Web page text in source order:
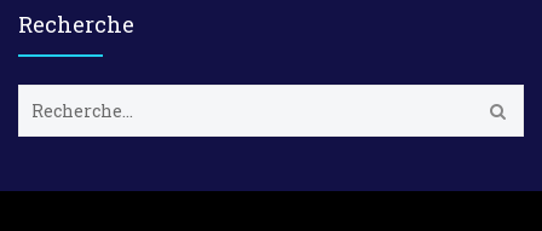
Recherche
c
e